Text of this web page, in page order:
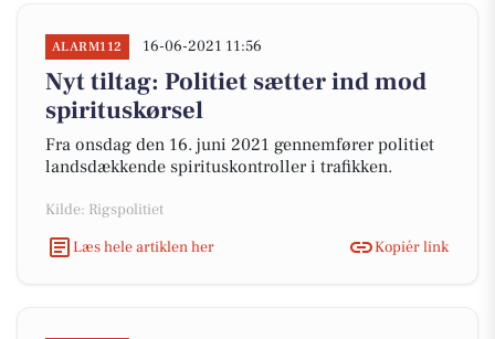
ALARM112 16-06-2021 11:56
Nyt tiltag: Politiet sætter ind mod
spirituskørsel
Fra onsdag den 16. juni 2021 gennemfører politiet
landsdækkende spirituskontroller i trafikken.
Kilde: Rigspolitiet
Læs hele artiklen her
Kopiér link